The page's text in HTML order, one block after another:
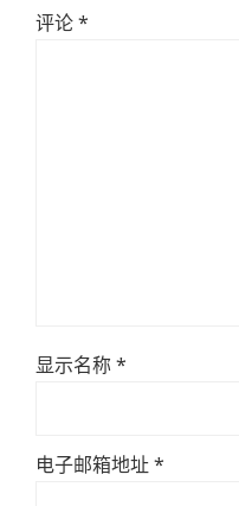
评论*
显示名称*
电子邮箱地址*